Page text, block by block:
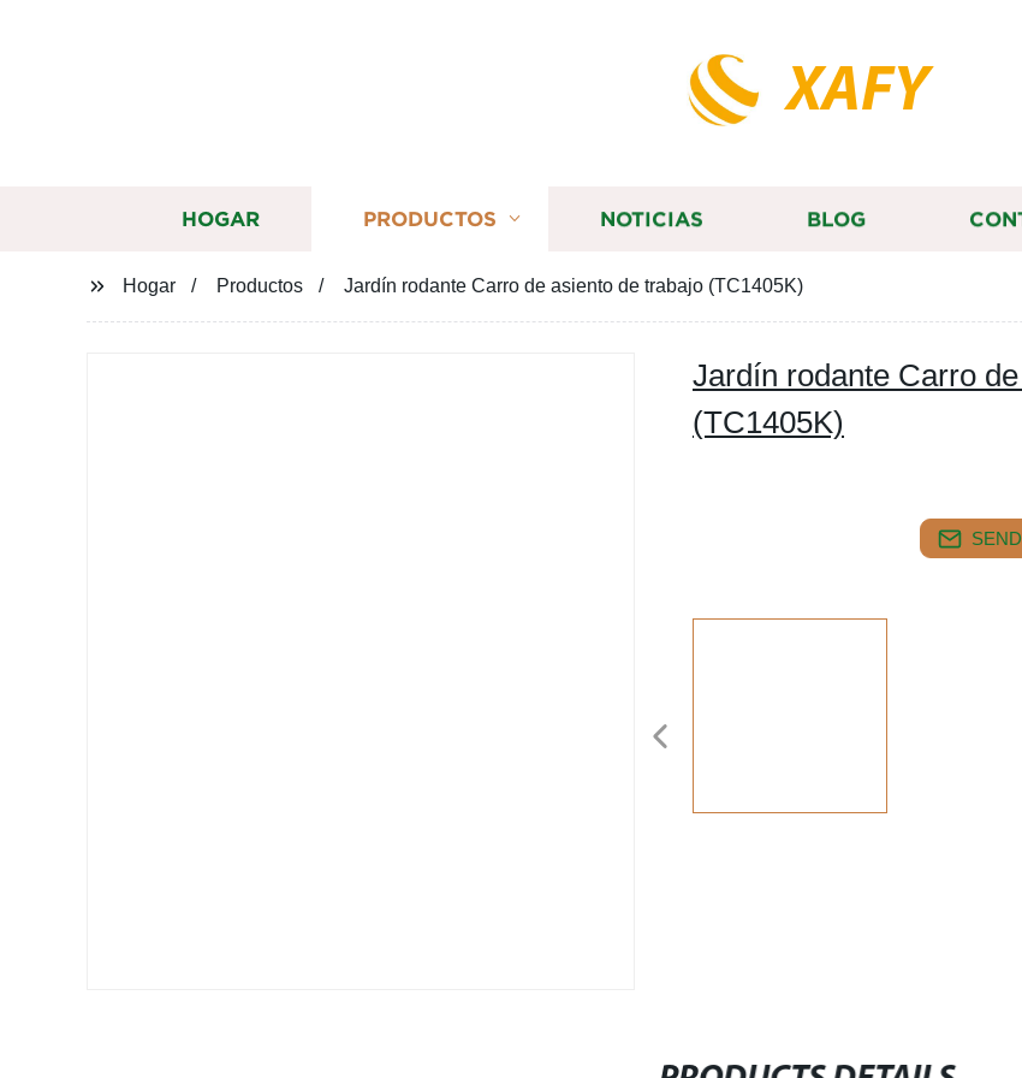
XAFY
HOGAR PRODUCTOS NOTICIAS BLOG
Hogar Productos Jardín rodante Carro de asiento de trabajo (TC1405K)
Jardín rodante Carro
(TC1405K)